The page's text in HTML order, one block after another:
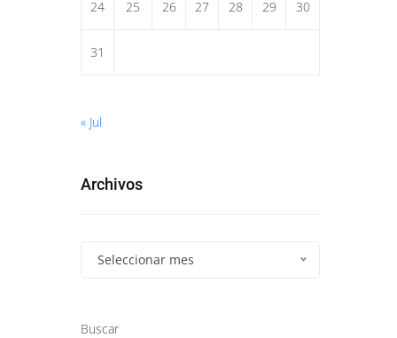
24 25 26 27 28 29 30
31
« Jul
Archivos
Seleccionar mes
Buscar